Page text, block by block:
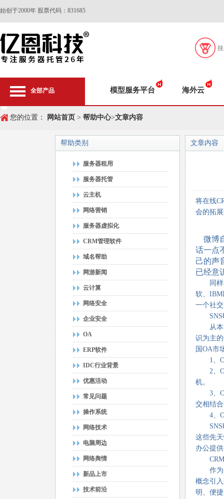
始创于2000年 股票代码：831685
全部产品 模型服务平台 海外云
您的位置： 网站首页 > 帮助中心>文章内容
帮助类别
服务器租用
服务器托管
云主机
网络营销
服务器虚拟化
CRM管理软件
域名帮助
网游新闻
云计算
网络安全
企业安全
OA
ERP软件
IDC行业背景
优惠活动
常见问题
操作系统
网络技术
电脑周边
网络舆情
新品上市
技术前沿
文章内容
将在线
会的拓
微博
话一点
己的声
已经意
同样，
软、IBM
一个社
SNS
从本质
识为主
国OA市
1、OA
2、OA
机。
3、OA
交相结
4、OA
SNS时
这些先
办公提
作为国
概念引
明、便